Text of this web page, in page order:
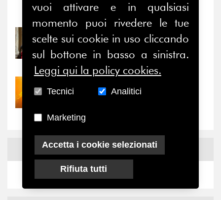
Notizie - Eventi
31/07/2026
Prima della pausa estiva,
il valore di...
30/07/2026
Nove anni dopo la
NewsFacebook
vuoi attivare e in qualsiasi
momento puoi rivedere le tue
scelte sui cookie in uso cliccando
sul bottone in basso a sinistra.
Leggi qui la policy cookies.
Tecnici Analitici
Marketing
Accetta i cookie selezionati
Rifiuta tutti